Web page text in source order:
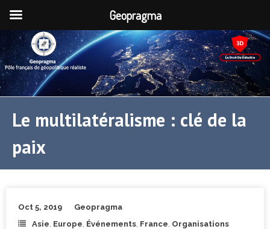
Le multilatéralisme : clé de la
paix
Oct 5, 2019
Geopragma
Asie Europe Événements France Organisations
Geopragma